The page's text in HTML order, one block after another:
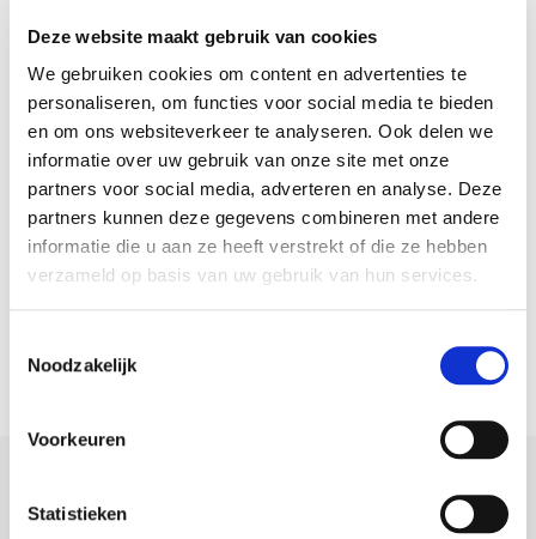
Deze website maakt gebruik van cookies
We gebruiken cookies om content en advertenties te
personaliseren, om functies voor social media te bieden
en om ons websiteverkeer te analyseren. Ook delen we
informatie over uw gebruik van onze site met onze
partners voor social media, adverteren en analyse. Deze
partners kunnen deze gegevens combineren met andere
informatie die u aan ze heeft verstrekt of die ze hebben
verzameld op basis van uw gebruik van hun services.
Noodzakelijk
Voorkeuren
Statistieken
Bevestig wachtwoord
Wachtwoord tonen